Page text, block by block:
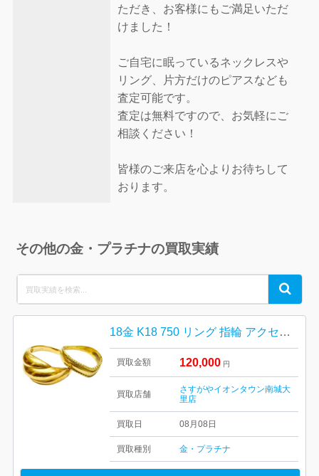
ただき、お客様にもご満足いただ
けました！
ご自宅に眠っているネックレスや
リング、片方だけのピアスなども
査定可能です。
査定は無料ですので、お気軽にご
相談ください！
皆様のご来店を心よりお待ちして
おります。
その他の金・プラチナの買取実績
for:
Search
18金 K18 750 リング 指輪 アクセサリー
買取金額 120,000 円
買取店舗
さすがやイオンタウン南城大
里店
買取日 08月08日
買取種別 金・プラチナ